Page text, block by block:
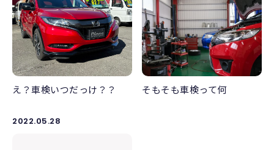
え？車検いつだっけ？？ そもそも車検って何
2022.05.28